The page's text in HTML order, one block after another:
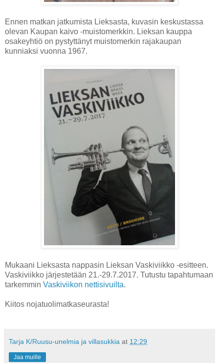
Ennen matkan jatkumista Lieksasta, kuvasin keskustassa
olevan Kaupan kaivo -muistomerkkin. Lieksan kauppa
osakeyhtiö on pystyttänyt muistomerkin rajakaupan
kunniaksi vuonna 1967.
Mukaani Lieksasta nappasin Lieksan Vaskiviikko -esitteen.
Vaskiviikko järjestetään 21.-29.7.2017. Tutustu tapahtumaan
tarkemmin Vaskiviikon nettisivuilta.
Kiitos nojatuolimatkaseurasta!
Tarja K/Ruusu-unelmia ja villasukkia at 12:29
Jaa muille